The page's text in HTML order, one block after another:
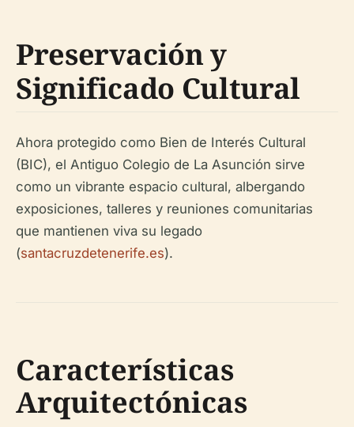
Preservación y
Significado Cultural
Ahora protegido como Bien de Interés Cultural
(BIC), el Antiguo Colegio de La Asunción sirve
como un vibrante espacio cultural, albergando
exposiciones, talleres y reuniones comunitarias
que mantienen viva su legado
(santacruzdetenerife.es).
Características
Arquitectónicas